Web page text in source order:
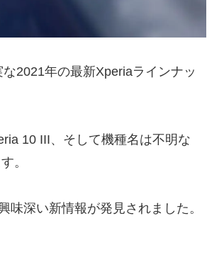
2021年の最新Xperiaラインナッ
10 III、そして機種名は不明な
。
深い新情報が発見されました。